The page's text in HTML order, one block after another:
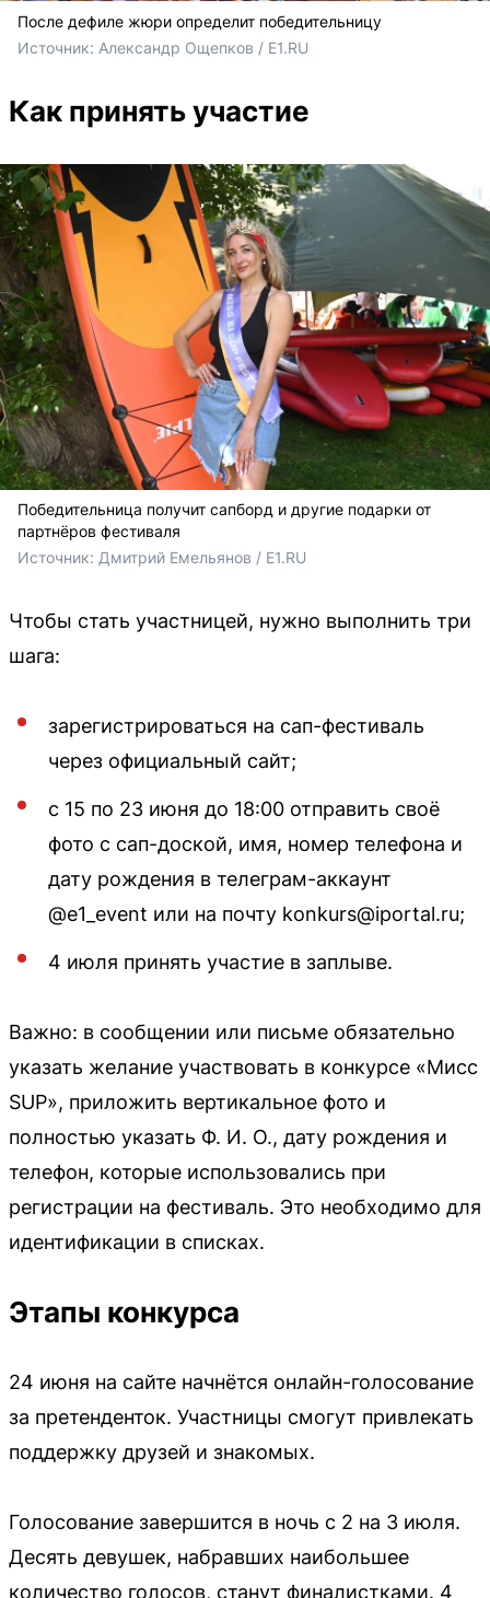
После дефиле жюри определит победительницу
Источник: Александр Ощепков / E1.RU
Как принять участие
Победительница получит сапборд и другие подарки от
партнёров фестиваля
Источник: Дмитрий Емельянов / E1.RU
Чтобы стать участницей, нужно выполнить три
шага:
зарегистрироваться на сап-фестиваль
через официальный сайт;
с 15 по 23 июня до 18:00 отправить своё
фото с сап-доской, имя, номер телефона и
дату рождения в телеграм-аккаунт
@e1_event или на почту konkurs@iportal.ru;
4 июля принять участие в заплыве.
Важно: в сообщении или письме обязательно
указать желание участвовать в конкурсе «Мисс
SUP», приложить вертикальное фото и
полностью указать Ф. И. О., дату рождения и
телефон, которые использовались при
регистрации на фестиваль. Это необходимо для
идентификации в списках.
Этапы конкурса
24 июня на сайте начнётся онлайн-голосование
за претенденток. Участницы смогут привлекать
поддержку друзей и знакомых.
Голосование завершится в ночь с 2 на 3 июля.
Десять девушек, набравших наибольшее
количество голосов, станут финалистками. 4